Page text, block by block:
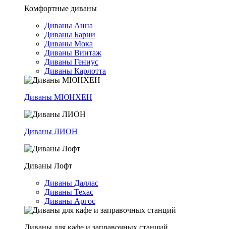
Комфортные диваны
Диваны Анна
Диваны Барни
Диваны Мока
Диваны Винтаж
Диваны Гениус
Диваны Карлотта
Диваны МЮНХЕН
Диваны ЛИОН
Диваны Лофт
Диваны Даллас
Диваны Техас
Диваны Аргос
Диваны для кафе и заправочных станций